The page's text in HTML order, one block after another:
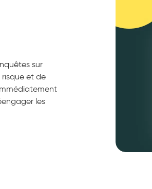
sur
et de
les